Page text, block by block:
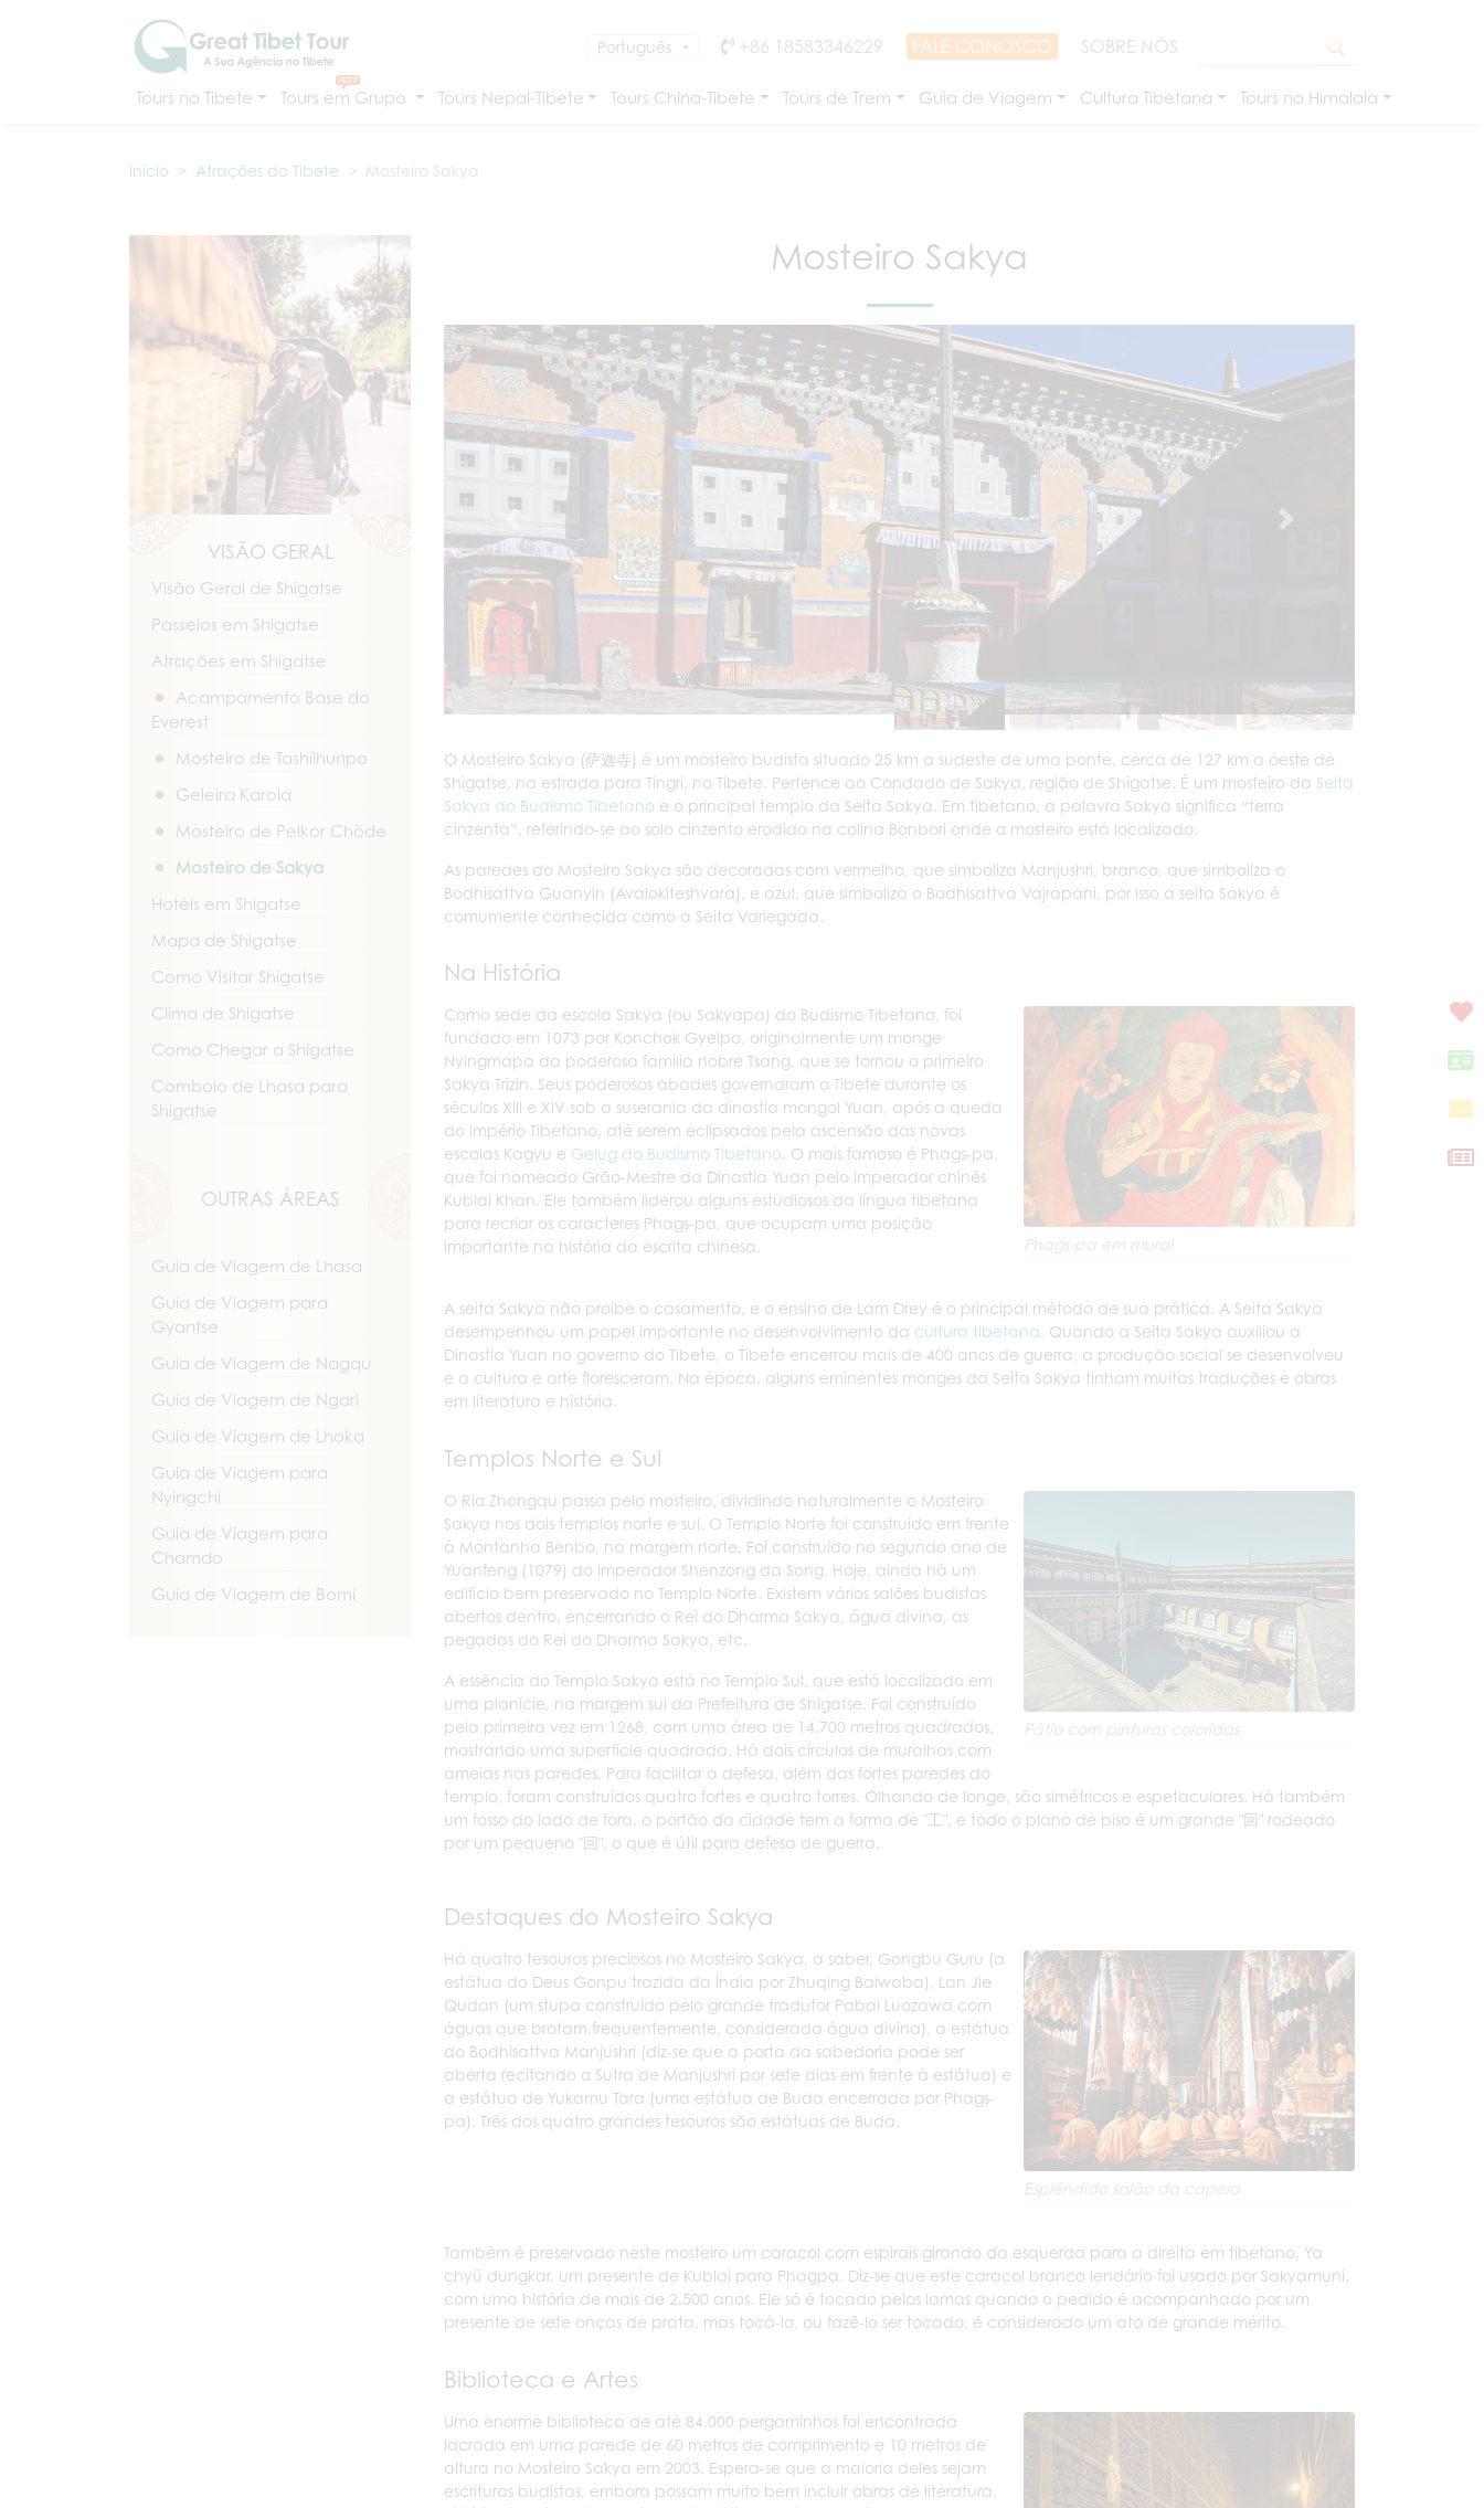
+86 18583346229 FALE CONOSCO SOBRE NÓS
Tours no Tibete Tours em Grupo Tours Nepal-Tibete Tours China-Tibete Tours de Trem Guia de Viagem Cultura Tibetana Tours no Himalaia
Início Atrações do Tibete Mosteiro Sakya
VISÃO GERAL
Visão Geral de Shigatse
Passeios em Shigatse
Atrações em Shigatse
Acampamento Base do
Everest
Mosteiro de Tashilhunpo
Geleira Karola
Mosteiro de Pelkor Chöde
Mosteiro de Sakya
Hotéis em Shigatse
Mapa de Shigatse
Como Visitar Shigatse
Clima de Shigatse
Como Chegar a Shigatse
Comboio de Lhasa para
Shigatse
OUTRAS ÁREAS
Guia de Viagem de Lhasa
Guia de Viagem para
Gyantse
Guia de Viagem de Nagqu
Guia de Viagem de Ngari
Guia de Viagem de Lhoka
Guia de Viagem para
Nyingchi
Guia de Viagem para
Chamdo
Guia de Viagem de Bomi
Mosteiro Sakya
O Mosteiro Sakya (萨迦寺) é um mosteiro budista situado 25 km a sudeste de uma ponte, cerca de 127 km a oeste de
Shigatse, na estrada para Tingri, no Tibete. Pertence ao Condado de Sakya, região de Shigatse. É um mosteiro da Seita
Sakya do Budismo Tibetano e o principal templo da Seita Sakya. Em tibetano, a palavra Sakya significa “terra
cinzenta”, referindo-se ao solo cinzento erodido na colina Bonbori onde o mosteiro está localizado.
As paredes do Mosteiro Sakya são decoradas com vermelho, que simboliza Manjushri, branco, que simboliza o
Bodhisattva Guanyin (Avalokiteshvara), e azul, que simboliza o Bodhisattva Vajrapani, por isso a seita Sakya é
comumente conhecida como a Seita Variegada.
Na História
Phags-pa em mural
Como sede da escola Sakya (ou Sakyapa) do Budismo Tibetano, foi
fundado em 1073 por Konchok Gyelpo, originalmente um monge
Nyingmapa da poderosa família nobre Tsang, que se tornou o primeiro
Sakya Trizin. Seus poderosos abades governaram o Tibete durante os
séculos XIII e XIV sob a suserania da dinastia mongol Yuan, após a queda
do Império Tibetano, até serem eclipsados pela ascensão das novas
escolas Kagyu e Gelug do Budismo Tibetano . O mais famoso é Phags-pa,
que foi nomeado Grão-Mestre da Dinastia Yuan pelo imperador chinês
Kublai Khan. Ele também liderou alguns estudiosos da língua tibetana
para recriar os caracteres Phags-pa, que ocupam uma posição
importante na história da escrita chinesa.
A seita Sakya não proíbe o casamento, e o ensino de Lam Drey é o principal método de sua prática. A Seita Sakya
desempenhou um papel importante no desenvolvimento da cultura tibetana . Quando a Seita Sakya auxiliou a
Dinastia Yuan no governo do Tibete, o Tibete encerrou mais de 400 anos de guerra, a produção social se desenvolveu
e a cultura e arte floresceram. Na época, alguns eminentes monges da Seita Sakya tinham muitas traduções e obras
em literatura e história.
Templos Norte e Sul
Pátio com pinturas coloridas
O Rio Zhongqu passa pelo mosteiro, dividindo naturalmente o Mosteiro
Sakya nos dois templos norte e sul. O Templo Norte foi construído em frente
à Montanha Benbo, na margem norte. Foi construído no segundo ano de
Yuanfeng (1079) do Imperador Shenzong da Song. Hoje, ainda há um
edifício bem preservado no Templo Norte. Existem vários salões budistas
abertos dentro, encerrando o Rei do Dharma Sakya, água divina, as
pegadas do Rei do Dharma Sakya, etc.
A essência do Templo Sakya está no Templo Sul, que está localizado em
uma planície, na margem sul da Prefeitura de Shigatse. Foi construído
pela primeira vez em 1268, com uma área de 14.700 metros quadrados,
mostrando uma superfície quadrada. Há dois círculos de muralhas com
ameias nas paredes. Para facilitar a defesa, além das fortes paredes do
templo, foram construídos quatro fortes e quatro torres. Olhando de longe, são simétricos e espetaculares. Há também
um fosso do lado de fora, o portão da cidade tem a forma de "工", e todo o plano de piso é um grande "回" rodeado
por um pequeno "回", o que é útil para defesa de guerra.
Destaques do Mosteiro Sakya
Esplêndido salão da capela
Há quatro tesouros preciosos no Mosteiro Sakya, a saber, Gongbu Guru (a
estátua do Deus Gonpu trazida da Índia por Zhuqing Baiwaba), Lan Jie
Qudan (um stupa construído pelo grande tradutor Pabai Luozawa com
águas que brotam frequentemente, considerada água divina), a estátua
do Bodhisattva Manjushri (diz-se que a porta da sabedoria pode ser
aberta recitando o Sutra de Manjushri por sete dias em frente à estátua) e
a estátua de Yukamu Tara (uma estátua de Buda encerrada por Phags-
pa). Três dos quatro grandes tesouros são estátuas de Buda.
Também é preservado neste mosteiro um caracol com espirais girando da esquerda para a direita em tibetano, Ya
chyü dungkar, um presente de Kublai para Phagpa. Diz-se que este caracol branco lendário foi usado por Sakyamuni,
com uma história de mais de 2.500 anos. Ele só é tocado pelos lamas quando o pedido é acompanhado por um
presente de sete onças de prata, mas tocá-lo, ou fazê-lo ser tocado, é considerado um ato de grande mérito.
Biblioteca e Artes
Uma enorme biblioteca de até 84.000 pergaminhos foi encontrada
lacrada em uma parede de 60 metros de comprimento e 10 metros de
altura no Mosteiro Sakya em 2003. Espera-se que a maioria deles sejam
escrituras budistas, embora possam muito bem incluir obras de literatura,